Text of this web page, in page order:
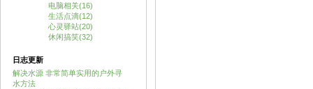
电脑相关(16)
生活点滴(12)
心灵驿站(20)
休闲搞笑(32)
日志更新
解决水源 非常简单实用的户外寻
水方法